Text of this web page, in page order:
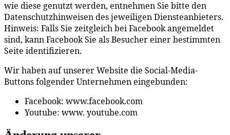
wie diese genutzt werden, entnehmen Sie bitte den
Datenschutzhinweisen des jeweiligen Diensteanbieters.
Hinweis: Falls Sie zeitgleich bei Facebook angemeldet
sind, kann Facebook Sie als Besucher einer bestimmten
Seite identifizieren.
Wir haben auf unserer Website die Social-Media-
Buttons folgender Unternehmen eingebunden:
Facebook: www.facebook.com
Youtube: www. youtube.com